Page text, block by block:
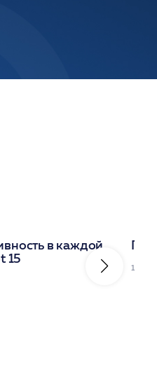
в каждой
15
10